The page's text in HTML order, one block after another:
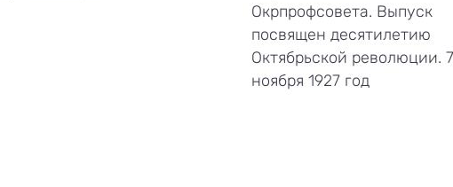
Окрпрофсовета. Выпуск
посвящен десятилетию
Октябрьской революции. 7
ноября 1927 год